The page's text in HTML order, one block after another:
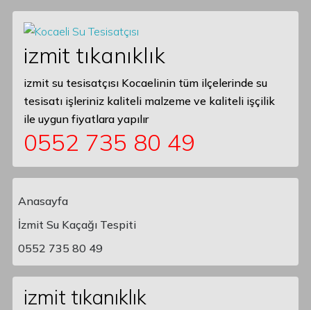
izmit tıkanıklık
izmit su tesisatçısı Kocaelinin tüm ilçelerinde su
tesisatı işleriniz kaliteli malzeme ve kaliteli işçilik
ile uygun fiyatlara yapılır
0552 735 80 49
Main Navigation
Anasayfa
İzmit Su Kaçağı Tespiti
0552 735 80 49
izmit tıkanıklık